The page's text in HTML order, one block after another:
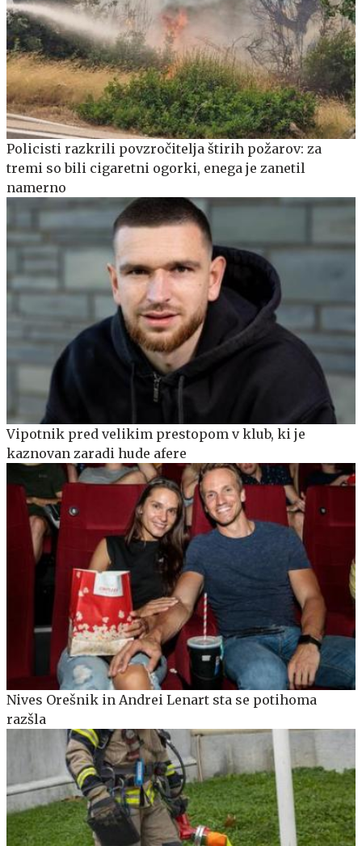
Policisti razkrili povzročitelja štirih požarov: za
tremi so bili cigaretni ogorki, enega je zanetil
namerno
Vipotnik pred velikim prestopom v klub, ki je
kaznovan zaradi hude afere
Nives Orešnik in Andrei Lenart sta se potihoma
razšla